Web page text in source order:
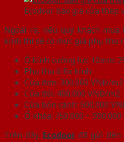
Ecodoor báo giá cửa thép
Ngoài ra, nếu quý khách
kính thì sẽ có mức giá phụ thu
Ô kính cường lực 10mm:
Phụ thu ô fix kính:
Cửa đơn: 300.000 VNĐ/m2
Cửa đôi: 400.000 VNĐ/m2
Cửa bốn cánh: 500.000
Ổ khóa: 750.000 ~
Trên đây, Ecodoor đã gửi đến